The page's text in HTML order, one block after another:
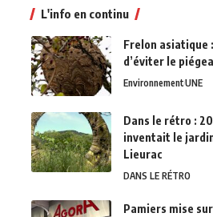
L'info en continu
Frelon asiatique
d’éviter le
EnvironnementUNE
Dans le rétro :
inventait le
Lieurac
DANS LE RÉTRO
Pamiers mise